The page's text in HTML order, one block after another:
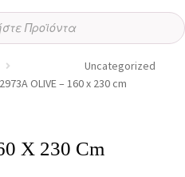
Uncategorized
2973A OLIVE – 160 x 230 cm
X 230 Cm